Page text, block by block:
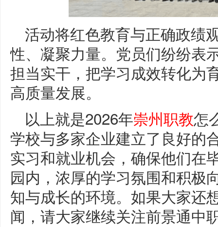
活动将红色教育与正确政绩
性、凝聚力量。党员们纷纷表
担当实干，把学习成效转化为
高质量发展。
以上就是2026年崇州职教怎
学校与多家企业建立了良好的
实习和就业机会，确保他们在
园内，浓厚的学习氛围和积极
知与成长的环境。如果大家还
闻，请大家继续关注前景通中